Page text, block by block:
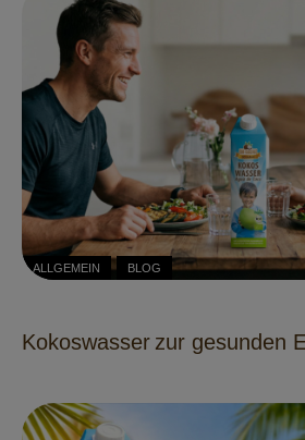
ALLGEMEIN BLOG
Kokoswasser zur gesunden